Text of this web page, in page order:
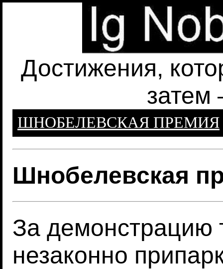
Достижения,
затем
ШНОБЕЛЕВСКАЯ ПРЕМИЯ
Шнобелевская
За демонстрацию
незаконно